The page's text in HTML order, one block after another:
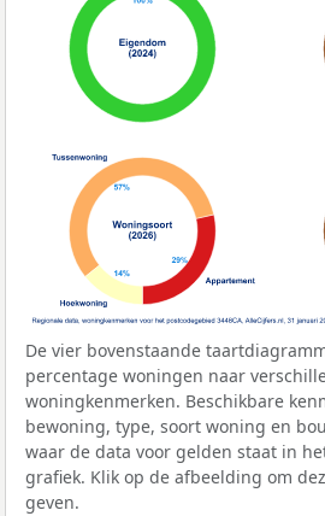
De vier bovenstaande
percentage woningen naar
woningkenmerken. Beschikbare
bewoning, type, soort woning en
waar de data voor gelden staat in
grafiek. Klik op de afbeelding om
geven.